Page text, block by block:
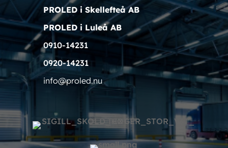
PROLED i Skellefteå AB
PROLED i Luleå AB
0910-14231
0920-14231
info@proled.nu